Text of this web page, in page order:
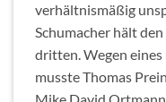
verhältnismäßig
Schumacher hält
dritten. Wegen
musste Thomas